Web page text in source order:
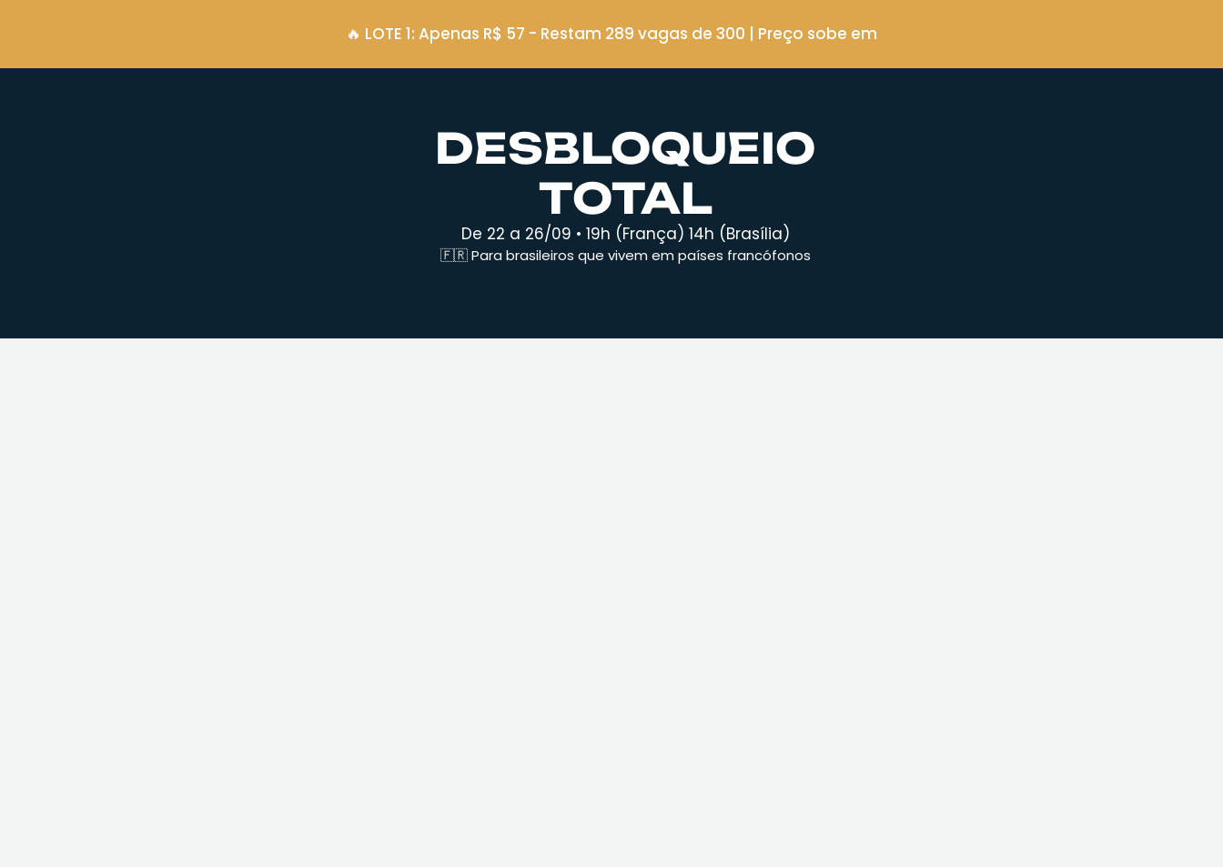
🔥 LOTE 1: Apenas R$ 57 - Restam 289 vagas de 300 | Preço sobe em
DESBLOQUEIO
TOTAL
De 22 a 26/09 • 19h (França) 14h (Brasília)
🇫🇷 Para brasileiros que vivem em países francófonos